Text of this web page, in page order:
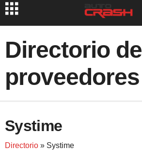
Directorio de
proveedores
Systime
Directorio » Systime